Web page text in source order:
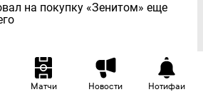
Матчи Новости Нотифаи
на покупку «Зенитом» еще
составы на матч
8 августа 2026